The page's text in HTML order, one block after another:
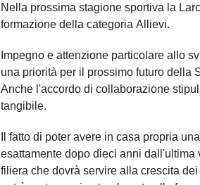
Nella prossima stagione sportiva la
formazione della categoria Allievi.
Impegno e attenzione particolare allo
una priorità per il prossimo futuro della
Anche l'accordo di collaborazione
tangibile.
Il fatto di poter avere in casa propria
esattamente dopo dieci anni
filiera che dovrà servire alla crescita